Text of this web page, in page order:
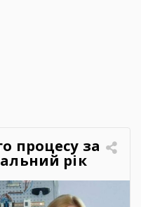
процесу за
рік